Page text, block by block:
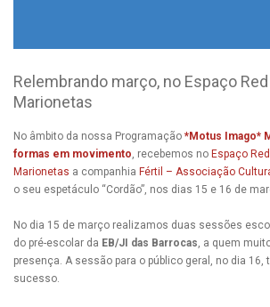
Relembrando março, no Espaço
Marionetas
No âmbito da nossa Programação *Motus Imago*
formas em movimento, recebemos no Espaço
Marionetas a companhia Fértil – Associação
o seu espetáculo “Cordão”, nos dias 15 e 16 de
No dia 15 de março realizamos duas sessões
do pré-escolar da EB/JI das Barrocas, a quem
presença. A sessão para o público geral, no dia 16,
sucesso.